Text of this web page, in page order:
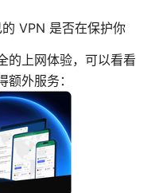
VPN 是否在保护你
的上网体验，可以看看
外服务：